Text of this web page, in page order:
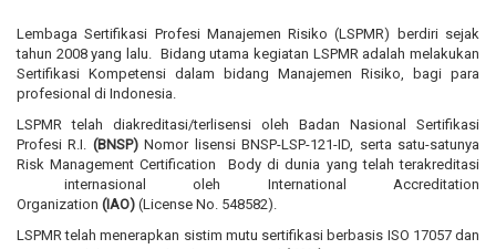
Lembaga Sertifikasi Profesi Manajemen Risiko (LSPMR) berdiri sejak
tahun 2008 yang lalu. Bidang utama kegiatan LSPMR adalah melakukan
Sertifikasi Kompetensi dalam bidang Manajemen Risiko, bagi para
profesional di Indonesia.
LSPMR telah diakreditasi/terlisensi oleh Badan Nasional Sertifikasi
Profesi R.I. (BNSP)Nomor lisensi BNSP-LSP-121-ID, serta satu-satunya
Risk Management Certification Body di dunia yang telah terakreditasi
internasional oleh International Accreditation
Organization (IAO) (License No. 548582).
LSPMR telah menerapkan sistim mutu sertifikasi berbasis ISO 17057 dan